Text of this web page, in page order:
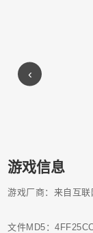
‹
游戏信息
游戏厂商：来自互联
文件MD5：